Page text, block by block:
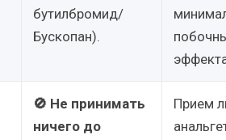
бутилбромид/
Бускопан).
🚫 Не принимать
ничего до
Прием